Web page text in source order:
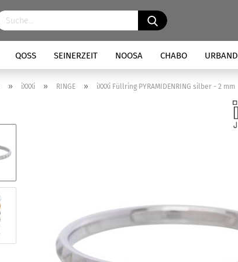
QOSS SEINERZEIT NOOSA CHABO URBAND
» iXXXi » RINGE » iXXXi Füllring PYRAMIDENRING silber - 2 mm